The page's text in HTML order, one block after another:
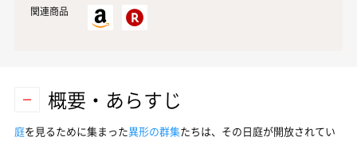
関連商品
概要・あらすじ
庭を見るために集まった異形の群集たちは、その日庭が開放されてい